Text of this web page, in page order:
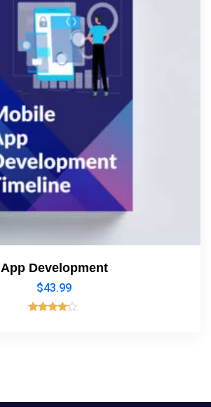
App Development
$43.99